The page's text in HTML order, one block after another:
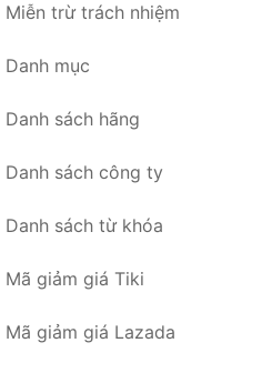
Miễn trừ trách nhiệm
Danh mục
Danh sách hãng
Danh sách công ty
Danh sách từ khóa
Mã giảm giá Tiki
Mã giảm giá Lazada